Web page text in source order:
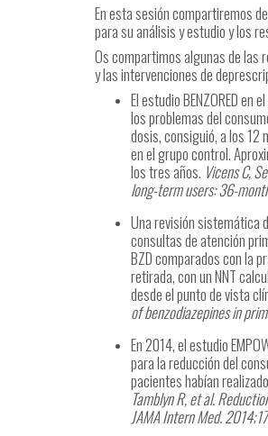
En esta sesión compartiremos
para su análisis y estudio y los
Os compartimos algunas de las
y las intervenciones de
El estudio BENZORED
los problemas del
dosis, consiguió, a los
en el grupo control.
los tres años. Vicens C,
long-term users: 36-
Una revisión sistemática
consultas de atención
BZD comparados con la
retirada, con un NNT
desde el punto de vista
of benzodiazepines in
En 2014, el estudio
para la reducción del
pacientes habían
Tamblyn R, et al.
JAMA Intern Med.